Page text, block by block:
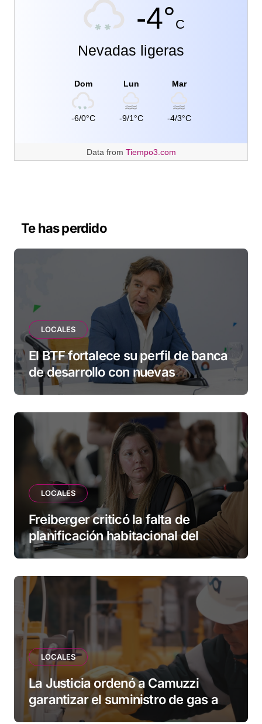
-4°C
Nevadas ligeras
Dom
-6/0°C
Lun
-9/1°C
Mar
-4/3°C
Data from Tiempo3.com
Te has perdido
LOCALES
El BTF fortalece su perfil de banca
de desarrollo con nuevas
herramientas para familias y
LOCALES
Freiberger criticó la falta de
planificación habitacional del
Municipio: “Vuoto deja afuera a
esperando”
LOCALES
La Justicia ordenó a Camuzzi
garantizar el suministro de gas a
una familia de Tolhuin